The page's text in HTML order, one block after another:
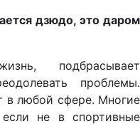
дзюдо, это даром
подбрасывает
проблемы.
в любой сфере. Многие
не в спортивные